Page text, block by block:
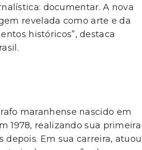
documentar. A nova
revelada como arte e da
históricos”, destaca
maranhense nascido em
1978, realizando sua primeira
Em sua carreira, atuou